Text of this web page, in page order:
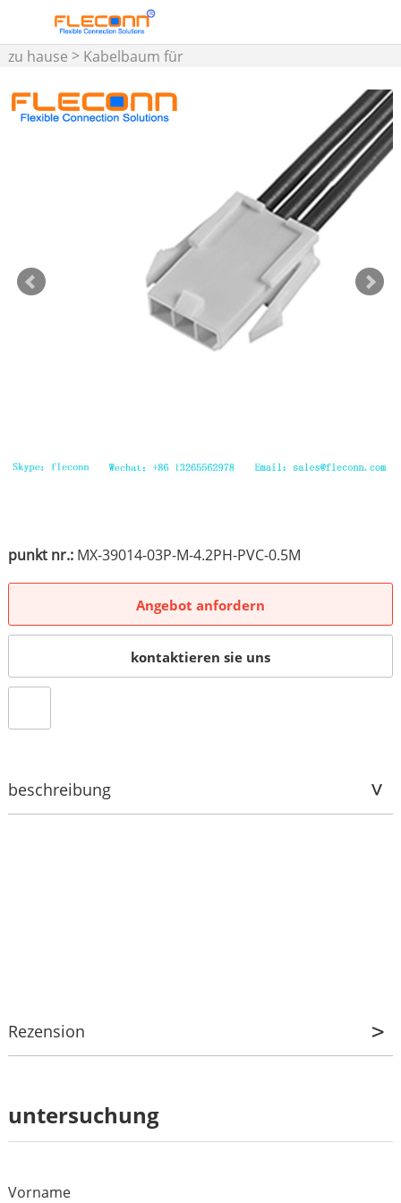
zu hause > Kabelbaum für
Kabelbaum
punkt nr.:MX-39014-03P-M-4.2PH-PVC-0.5M
Angebot anfordern
kontaktieren sie uns
beschreibung
Rezension
Rezension
untersuchung
Vorname